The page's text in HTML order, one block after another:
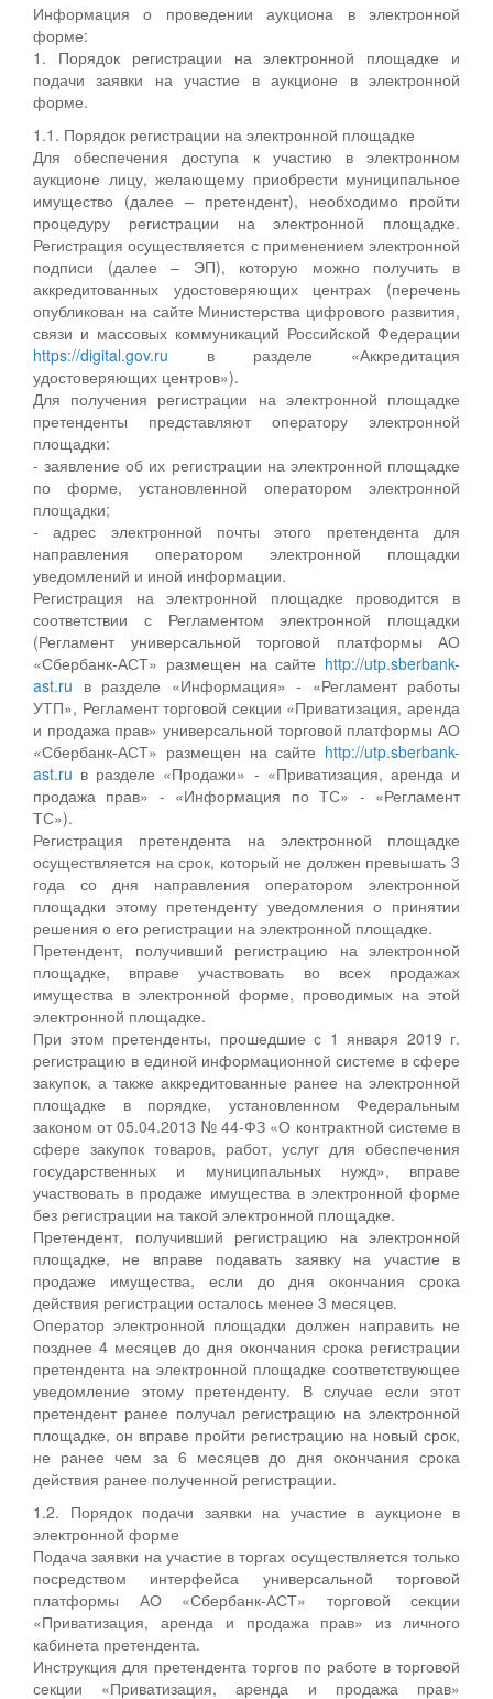
Информация о проведении аукциона в электронной
форме:
1. Порядок регистрации на электронной площадке и
подачи заявки на участие в аукционе в электронной
форме.
1.1. Порядок регистрации на электронной площадке
Для обеспечения доступа к участию в электронном
аукционе лицу, желающему приобрести муниципальное
имущество (далее – претендент), необходимо пройти
процедуру регистрации на электронной площадке.
Регистрация осуществляется с применением электронной
подписи (далее – ЭП), которую можно получить в
аккредитованных удостоверяющих центрах (перечень
опубликован на сайте Министерства цифрового развития,
связи и массовых коммуникаций Российской Федерации
https://digital.gov.ru в разделе «Аккредитация
удостоверяющих центров»).
Для получения регистрации на электронной площадке
претенденты представляют оператору электронной
площадки:
- заявление об их регистрации на электронной площадке
по форме, установленной оператором электронной
площадки;
- адрес электронной почты этого претендента для
направления оператором электронной площадки
уведомлений и иной информации.
Регистрация на электронной площадке проводится в
соответствии с Регламентом электронной площадки
(Регламент универсальной торговой платформы АО
«Сбербанк-АСТ» размещен на сайте http://utp.sberbank-
ast.ru в разделе «Информация» - «Регламент работы
УТП», Регламент торговой секции «Приватизация, аренда
и продажа прав» универсальной торговой платформы АО
«Сбербанк-АСТ» размещен на сайте http://utp.sberbank-
ast.ru в разделе «Продажи» - «Приватизация, аренда и
продажа прав» - «Информация по ТС» - «Регламент
ТС»).
Регистрация претендента на электронной площадке
осуществляется на срок, который не должен превышать 3
года со дня направления оператором электронной
площадки этому претенденту уведомления о принятии
решения о его регистрации на электронной площадке.
Претендент, получивший регистрацию на электронной
площадке, вправе участвовать во всех продажах
имущества в электронной форме, проводимых на этой
электронной площадке.
При этом претенденты, прошедшие с 1 января 2019 г.
регистрацию в единой информационной системе в сфере
закупок, а также аккредитованные ранее на электронной
площадке в порядке, установленном Федеральным
законом от 05.04.2013 № 44-ФЗ «О контрактной системе в
сфере закупок товаров, работ, услуг для обеспечения
государственных и муниципальных нужд», вправе
участвовать в продаже имущества в электронной форме
без регистрации на такой электронной площадке.
Претендент, получивший регистрацию на электронной
площадке, не вправе подавать заявку на участие в
продаже имущества, если до дня окончания срока
действия регистрации осталось менее 3 месяцев.
Оператор электронной площадки должен направить не
позднее 4 месяцев до дня окончания срока регистрации
претендента на электронной площадке соответствующее
уведомление этому претенденту. В случае если этот
претендент ранее получал регистрацию на электронной
площадке, он вправе пройти регистрацию на новый срок,
не ранее чем за 6 месяцев до дня окончания срока
действия ранее полученной регистрации.
1.2. Порядок подачи заявки на участие в аукционе в
электронной форме
Подача заявки на участие в торгах осуществляется только
посредством интерфейса универсальной торговой
платформы АО «Сбербанк-АСТ» торговой секции
«Приватизация, аренда и продажа прав» из личного
кабинета претендента.
Инструкция для претендента торгов по работе в торговой
секции «Приватизация, аренда и продажа прав»